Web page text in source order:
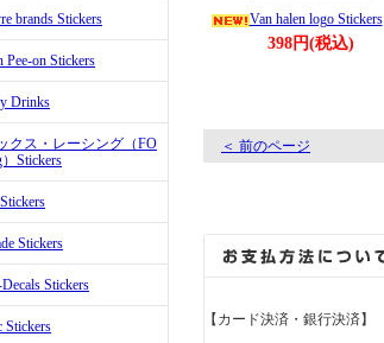
brands Stickers
Pee-on Stickers
Drinks
クス・レーシング（FO
Stickers
Stickers
Stickers
Stickers
Van halen logo Stickers
398円(税込)
＜ 前のページ
【カード決済・銀行決済】